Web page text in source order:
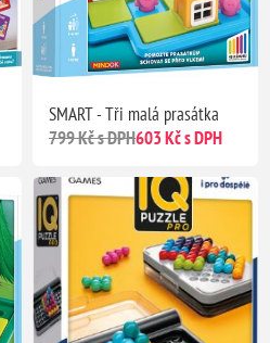
SMART - Tři malá prasátka
799 Kč s DPH603 Kč s DPH